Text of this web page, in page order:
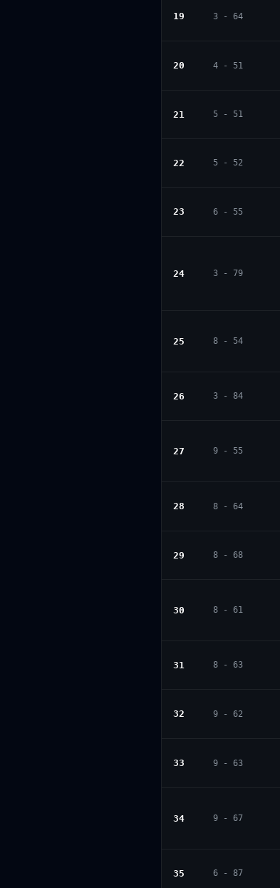
19 3 - 64
20 4 - 51
21 5 - 51
22 5 - 52
23 6 - 55
24 3 - 79
25 8 - 54
26 3 - 84
27 9 - 55
28 8 - 64
29 8 - 68
30 8 - 61
31 8 - 63
32 9 - 62
33 9 - 63
34 9 - 67
35 6 - 87